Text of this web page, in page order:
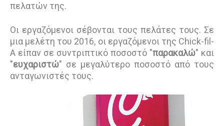
πελατών της.
Οι εργαζόμενοι σέβονται τους πελάτες τους. Σε
μια μελέτη του 2016, οι εργαζόμενοι της Chick-fil-
A είπαν σε συντριπτικό ποσοστό "παρακαλώ" και
"ευχαριστώ" σε μεγαλύτερο ποσοστό από τους
ανταγωνιστές τους.